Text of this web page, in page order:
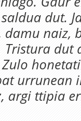
dut.
damu naiz,
Tristura dut
urrunean
argi ttipia